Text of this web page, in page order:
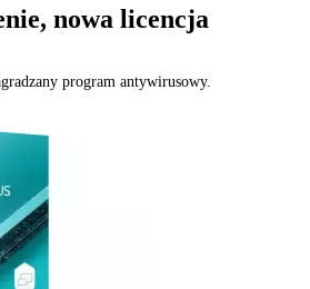
nowa licencja
program antywirusowy.